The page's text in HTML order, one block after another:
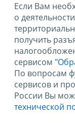
Если Вам
о
получить
сервисом
По вопросам
сервисов и
России Вы
технической